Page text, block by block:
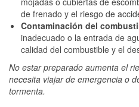
de frenado y el riesgo de
Contaminación del
inadecuado o la entrada de
calidad del combustible y el
No estar preparado aumenta el
necesita viajar de emergencia o
tormenta.